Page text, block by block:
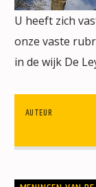
U heeft zich
onze vaste
in de wijk De
AUTEUR